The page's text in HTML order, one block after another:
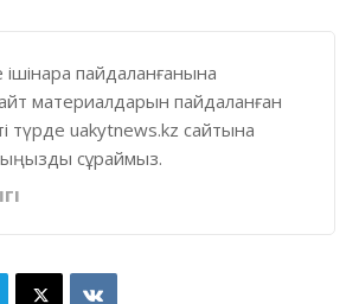
пайдаланғанына
материалдарын пайдаланған
түрде uakytnews.kz сайтына
сұраймыз.